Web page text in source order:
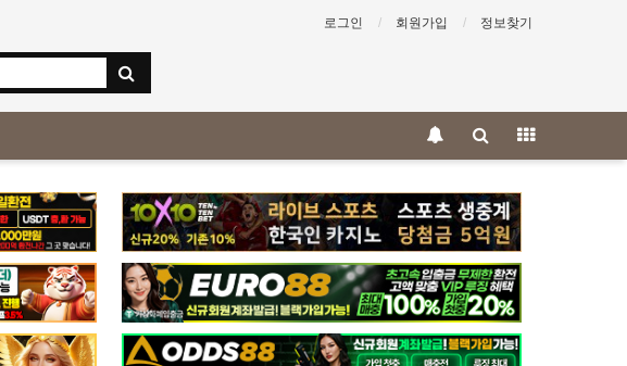
로그인 회원가입 정보찾기